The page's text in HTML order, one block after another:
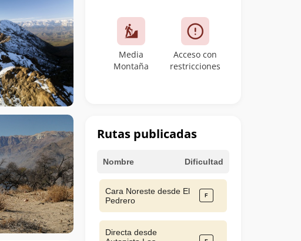
Media
Montaña
Acceso con
restricciones
Rutas publicadas
Nombre Dificultad
Cara Noreste desde El
Pedrero
Directa desde